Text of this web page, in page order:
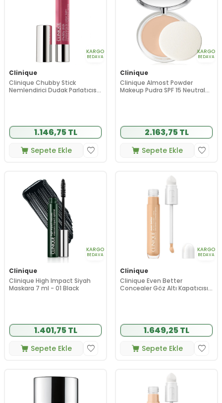
KARGO
BEDAVA
Clinique
Clinique Chubby Stick
Nemlendirici Dudak Parlatıcısı
1.146,75 TL
Sepete Ekle
KARGO
BEDAVA
Clinique
Clinique Almost Powder
Makeup Pudra SPF 15 Neutral
2.163,75 TL
Sepete Ekle
KARGO
BEDAVA
Clinique
Clinique High Impact Siyah
Maskara 7 ml - 01 Black
1.401,75 TL
Sepete Ekle
KARGO
BEDAVA
Clinique
Clinique Even Better
Concealer Göz Altı Kapatıcısı
1.649,25 TL
Sepete Ekle